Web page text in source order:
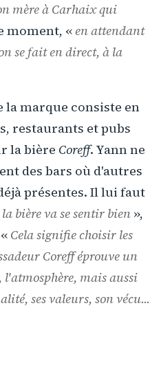
mère à Carhaix qui
moment, « en attendant
se fait en direct, à la
la marque consiste en
restaurants et pubs
la bière Coreff. Yann ne
des bars où d'autres
présentes. Il lui faut
bière va se sentir bien »,
Cela signifie choisir les
Corefféprouve un
l'atmosphère, mais aussi
ses valeurs, son vécu...